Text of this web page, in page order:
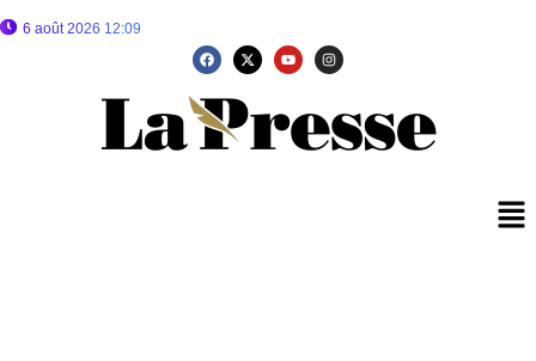
6 août 2026 12:09